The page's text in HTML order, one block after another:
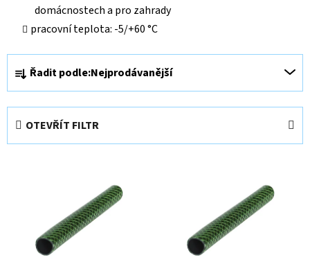
domácnostech a pro zahrady
pracovní teplota: -5/+60 °C
Ř
a
z
e
n
í
Řadit podle:Nejprodávanější
OTEVŘÍT FILTR